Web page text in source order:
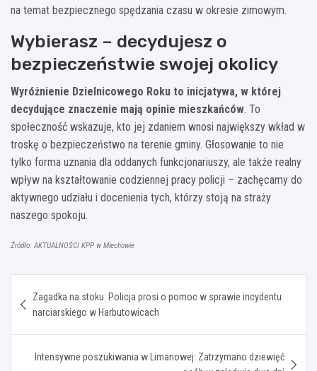
na temat bezpiecznego spędzania czasu w okresie zimowym.
Wybierasz – decydujesz o
bezpieczeństwie swojej okolicy
Wyróżnienie Dzielnicowego Roku to inicjatywa, w której
decydujące znaczenie mają opinie mieszkańców. To
społeczność wskazuje, kto jej zdaniem wnosi największy wkład w
troskę o bezpieczeństwo na terenie gminy. Głosowanie to nie
tylko forma uznania dla oddanych funkcjonariuszy, ale także realny
wpływ na kształtowanie codziennej pracy policji – zachęcamy do
aktywnego udziału i docenienia tych, którzy stoją na straży
naszego spokoju.
Źródło: AKTUALNOŚCI KPP w Miechowie
wpisu
Zagadka na stoku: Policja prosi o pomoc w sprawie incydentu
narciarskiego w Harbutowicach
Intensywne poszukiwania w Limanowej: Zatrzymano dziewięć